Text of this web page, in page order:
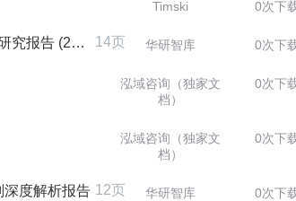
Timski 0次下
2030版) 14页 华研智库 0次下
泓域咨询（独家文
档）
0次下
泓域咨询（独家文
档）
0次下
深度解析报告 12页 华研智库 0次下